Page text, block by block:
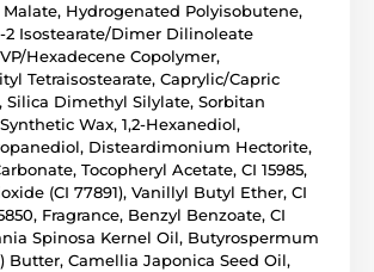
Hydrogenated Polyisobutene,
2 Isostearate/Dimer Dilinoleate
Hexadecene Copolymer,
Tetraisostearate, Caprylic/Capric
Silica Dimethyl Silylate, Sorbitan
Wax, 1,2-Hexanediol,
Disteardimonium Hectorite,
Tocopheryl Acetate, CI 15985,
(CI 77891), Vanillyl Butyl Ether, CI
Fragrance, Benzyl Benzoate, CI
Spinosa Kernel Oil, Butyrospermum
Butter, Camellia Japonica Seed Oil,